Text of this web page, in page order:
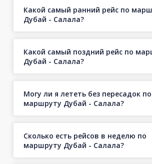
Какой самый ранний рейс по
Дубай - Салала?
Какой самый поздний рейс по
Дубай - Салала?
Могу ли я лететь без пересадок по
маршруту Дубай - Салала?
Сколько есть рейсов в неделю по
маршруту Дубай - Салала?